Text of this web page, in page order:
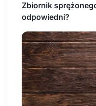
Zbiornik
odpowiedni?